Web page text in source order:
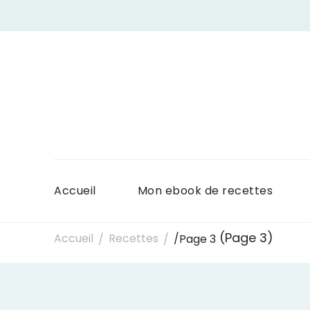
Accueil Mon ebook de recettes
Accueil / Recettes / /Page 3 (Page 3)